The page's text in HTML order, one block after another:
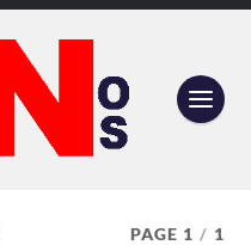
PAGE 1 / 1